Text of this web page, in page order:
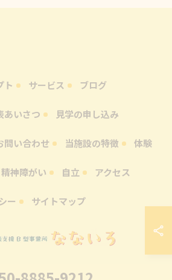
ト サービス ブログ
あいさつ 見学の申し込み
問い合わせ 当施設の特徴 体験
精神障がい 自立 アクセス
ー サイトマップ